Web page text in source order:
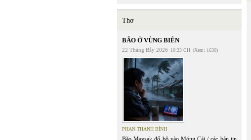
Thơ
BÃO Ở VÙNG BIÊN
22 Tháng Bảy 2026 10:23 CH (Xem: 1630)
PHAN THANH BÌNH